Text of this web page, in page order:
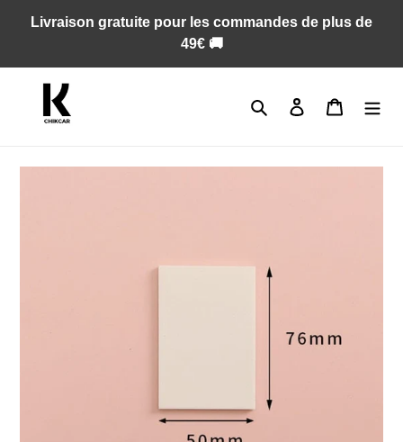
Livraison gratuite pour les commandes de plus de
49€ 🚚
RechercherSe connecter
Panier